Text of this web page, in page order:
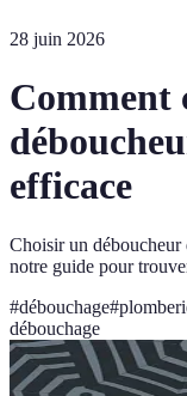
28 juin 2026
Comment
efficace
Choisir un déboucheur
notre guide pour
#débouchage#
débouchage